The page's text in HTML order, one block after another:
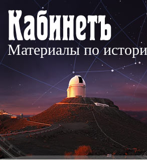
Материалы по